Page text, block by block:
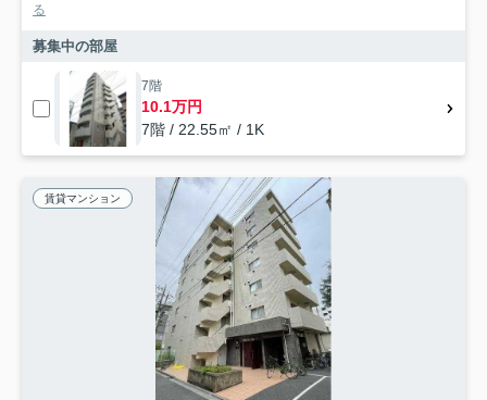
る
募集中の部屋
7階
10.1万円
7階 / 22.55㎡ / 1K
賃貸マンション